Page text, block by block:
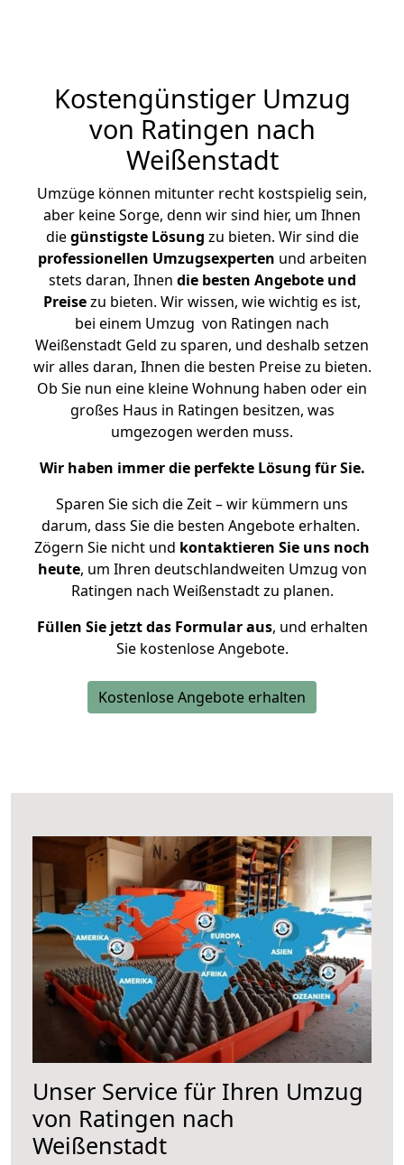
Kostengünstiger Umzug
von Ratingen nach
Weißenstadt
Umzüge können mitunter recht kostspielig sein,
aber keine Sorge, denn wir sind hier, um Ihnen
diegünstigste Lösung zu bieten. Wir sind die
professionellen Umzugsexperten und arbeiten
stets daran, Ihnen die besten Angebote und
Preisezu bieten. Wir wissen, wie wichtig es ist,
bei einem Umzug von Ratingen nach
Weißenstadt Geld zu sparen, und deshalb setzen
wir alles daran, Ihnen die besten Preise zu bieten.
Ob Sie nun eine kleine Wohnung haben oder ein
großes Haus in Ratingen besitzen, was
umgezogen werden muss.
Wir haben immer die perfekte Lösung für Sie.
Sparen Sie sich die Zeit – wir kümmern uns
darum, dass Sie die besten Angebote erhalten.
Zögern Sie nicht und kontaktieren Sie uns noch
heute, um Ihren deutschlandweiten Umzug von
Ratingen nach Weißenstadt zu planen.
Füllen Sie jetzt das Formular aus, und erhalten
Sie kostenlose Angebote.
Kostenlose Angebote erhalten
Unser Service für Ihren Umzug
von Ratingen nach
Weißenstadt